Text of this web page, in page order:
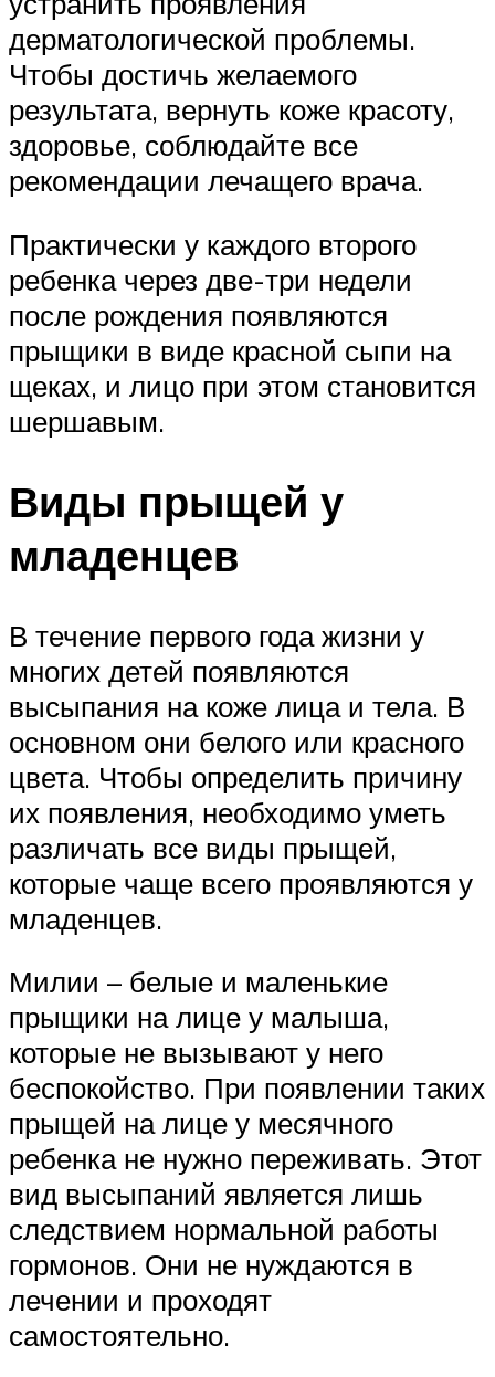
дерматологической проблемы.
Чтобы достичь желаемого
результата, вернуть коже красоту,
здоровье, соблюдайте все
рекомендации лечащего врача.
Практически у каждого второго
ребенка через две-три недели
после рождения появляются
прыщики в виде красной сыпи на
щеках, и лицо при этом становится
шершавым.
Виды прыщей у
младенцев
В течение первого года жизни у
многих детей появляются
высыпания на коже лица и тела. В
основном они белого или красного
цвета. Чтобы определить причину
их появления, необходимо уметь
различать все виды прыщей,
которые чаще всего проявляются у
младенцев.
Милии – белые и маленькие
прыщики на лице у малыша,
которые не вызывают у него
беспокойство. При появлении таких
прыщей на лице у месячного
ребенка не нужно переживать. Этот
вид высыпаний является лишь
следствием нормальной работы
гормонов. Они не нуждаются в
лечении и проходят
самостоятельно.